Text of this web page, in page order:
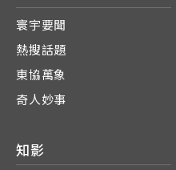
寰宇要聞
熱搜話題
東協萬象
奇人妙事
知影